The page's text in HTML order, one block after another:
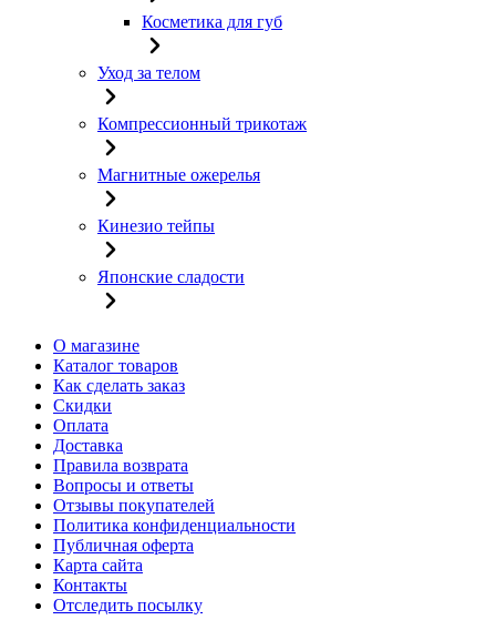
Косметика для губ
Уход за телом
Компрессионный трикотаж
Магнитные ожерелья
Кинезио тейпы
Японские сладости
О магазине
Каталог товаров
Как сделать заказ
Скидки
Оплата
Доставка
Правила возврата
Вопросы и ответы
Отзывы покупателей
Политика конфиденциальности
Публичная оферта
Карта сайта
Контакты
Отследить посылку